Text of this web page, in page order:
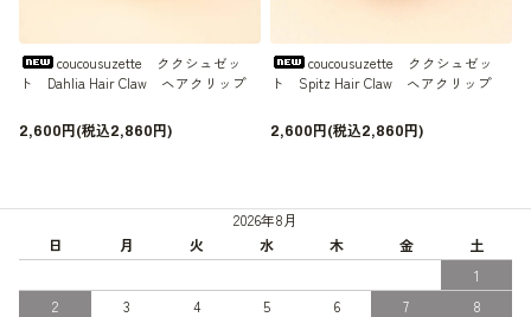
coucousuzette ククシュゼッ
ト Dahlia Hair Claw ヘアクリップ
2,600円(税込2,860円)
coucousuzette ククシュゼッ
ト Spitz Hair Claw ヘアクリップ
2,600円(税込2,860円)
2026年8月
日
月 火 水 木 金
土
1
2
3 4 5 6 7
8